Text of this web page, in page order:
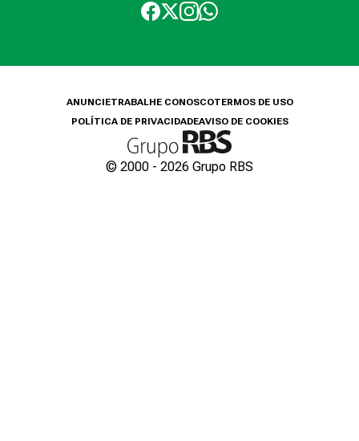
ANUNCIETRABALHE CONOSCOTERMOS DE USO
POLÍTICA DE PRIVACIDADEAVISO DE COOKIES
© 2000 - 2026 Grupo RBS